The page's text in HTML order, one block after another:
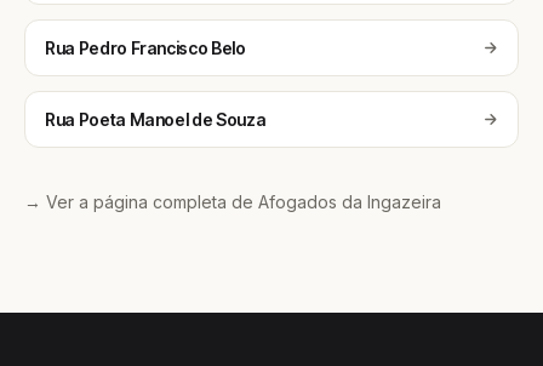
Rua Pedro Francisco Belo
Rua Poeta Manoel de Souza
→ Ver a página completa de Afogados da Ingazeira